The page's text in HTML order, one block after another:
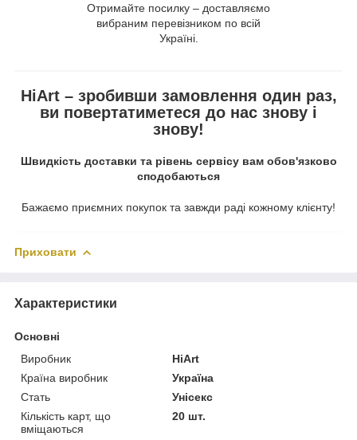
Отримайте посилку – доставляємо
вибраним перевізником по всій
Україні.
HiArt – зробивши замовлення один раз,
ви повертатиметеся до нас знову і
знову!
Швидкість доставки та рівень сервісу вам обов'язково
сподобаються
Бажаємо приємних покупок та завжди раді кожному клієнту!
Приховати
Характеристики
Основні
Виробник
HiArt
Країна виробник
Україна
Стать
Унісекс
Кількість карт, що
вміщаються
20 шт.